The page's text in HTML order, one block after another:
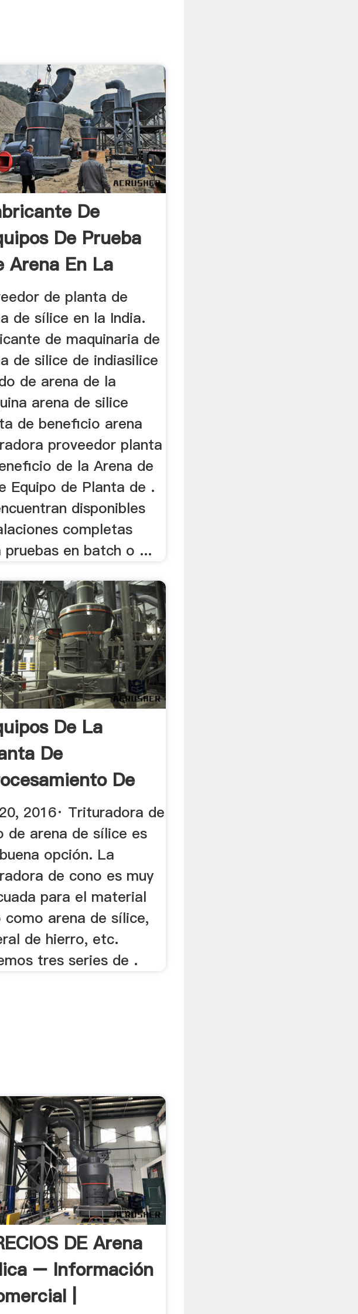
De
De Prueba
Arena En La
de planta de
de sílice en la India.
de maquinaria de
de silice de indiasilice
de arena de la
arena de silice
de beneficio arena
proveedor planta
de la Arena de
Equipo de Planta de .
disponibles
completas
pruebas en batch o ...
De La
De
De
De Sílice ...
2016· Trituradora de
de arena de sílice es
opción. La
de cono es muy
para el material
como arena de sílice,
de hierro, etc.
tres series de .
DE Arena
– Información
|